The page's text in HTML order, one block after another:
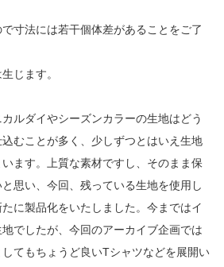
寸法には若干個体差があることをご了
じます。
ルダイやシーズンカラーの生地はどう
むことが多く、少しずつとはいえ生地
ます。上質な素材ですし、そのまま保
思い、今回、残っている生地を使用し
に製品化をいたしました。今まではイ
でしたが、今回のアーカイブ企画では
てもちょうど良いTシャツなどを展開い